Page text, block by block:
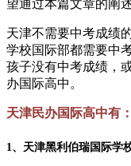
望通过本篇文章的阐
天津不需要中考成绩
学校国际部都需要中
孩子没有中考成绩，
办国际高中。
天津民办国际高中有：
1、天津黑利伯瑞国际学